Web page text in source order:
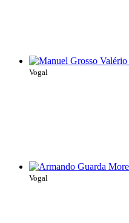
Vogal
Vogal